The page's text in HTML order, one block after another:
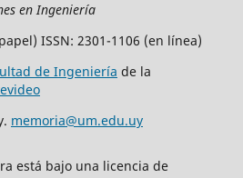
en Ingeniería
ISSN: 2301-1106 (en línea)
de Ingeniería de la
memoria@um.edu.uy
está bajo una licencia de